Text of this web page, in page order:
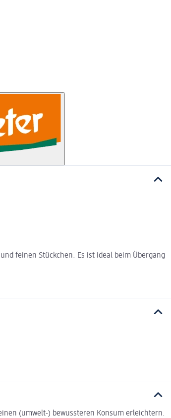
feinen Stückchen. Es ist ideal beim Übergang
(umwelt-) bewussteren Konsum erleichtern.